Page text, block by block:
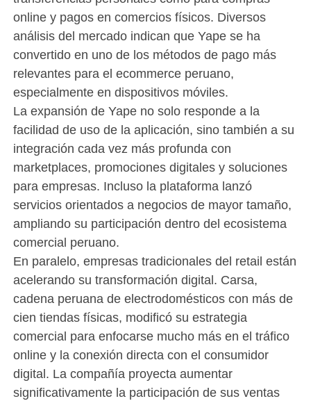
online y pagos en comercios físicos. Diversos
análisis del mercado indican que Yape se ha
convertido en uno de los métodos de pago más
relevantes para el ecommerce peruano,
especialmente en dispositivos móviles.
La expansión de Yape no solo responde a la
facilidad de uso de la aplicación, sino también a su
integración cada vez más profunda con
marketplaces, promociones digitales y soluciones
para empresas. Incluso la plataforma lanzó
servicios orientados a negocios de mayor tamaño,
ampliando su participación dentro del ecosistema
comercial peruano.
En paralelo, empresas tradicionales del retail están
acelerando su transformación digital. Carsa,
cadena peruana de electrodomésticos con más de
cien tiendas físicas, modificó su estrategia
comercial para enfocarse mucho más en el tráfico
online y la conexión directa con el consumidor
digital. La compañía proyecta aumentar
significativamente la participación de sus ventas